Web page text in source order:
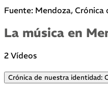
Fuente: Mendoza,
La música en
2 Vídeos
Crónica de nuestra identidad: